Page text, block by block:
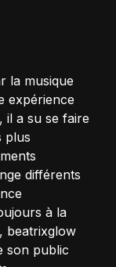
la musique
expérience
il a su se faire
plus
différents
à la
beatrixglow
son public